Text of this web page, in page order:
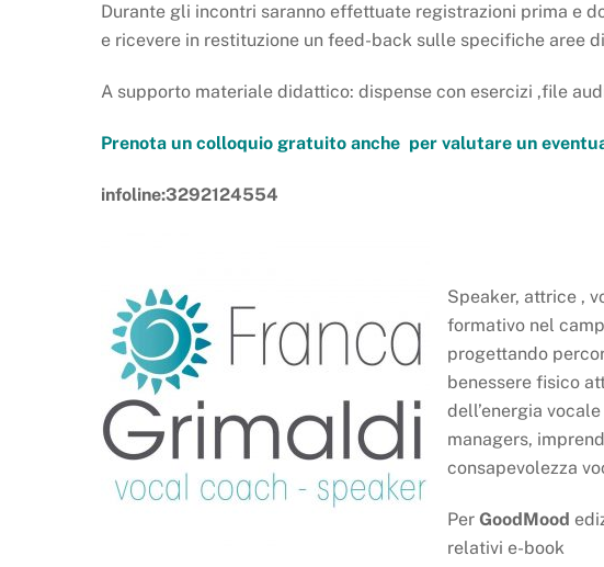
Durante gli incontri saranno effettuate registrazioni prima e
e ricevere in restituzione un feed-back sulle specifiche aree
A supporto materiale didattico: dispense con esercizi ,file
Prenota un colloquio gratuito anche per valutare un
infoline:3292124554
Speaker, attrice ,
formativo nel
progettando
benessere fisico
dell’energia
managers,
consapevolezza
Per GoodMood
relativi e-book